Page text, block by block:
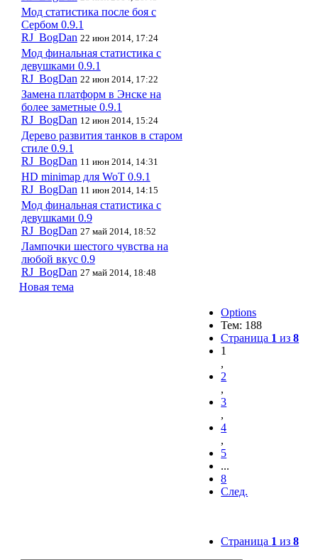
Мод статистика после боя с
Сербом 0.9.1
RJ_BogDan 22 июн 2014, 17:24
Мод финальная статистика с
девушками 0.9.1
RJ_BogDan 22 июн 2014, 17:22
Замена платформ в Энске на
более заметные 0.9.1
RJ_BogDan 12 июн 2014, 15:24
Дерево развития танков в старом
стиле 0.9.1
RJ_BogDan 11 июн 2014, 14:31
HD minimap для WoT 0.9.1
RJ_BogDan 11 июн 2014, 14:15
Мод финальная статистика с
девушками 0.9
RJ_BogDan 27 май 2014, 18:52
Лампочки шестого чувства на
любой вкус 0.9
RJ_BogDan 27 май 2014, 18:48
Новая тема
Options
Тем: 188
Страница 1 из8
1
,
2
,
3
,
4
,
5
...
8
След.
Страница 1 из8